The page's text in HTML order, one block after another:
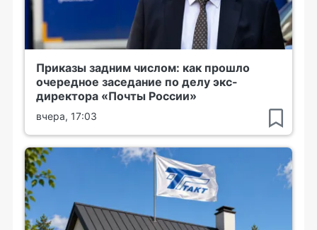
Приказы задним числом: как прошло
очередное заседание по делу экс-
директора «Почты России»
вчера, 17:03